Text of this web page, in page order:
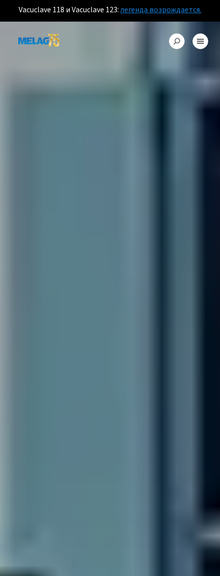
Vacuclave 118 и Vacuclave 123:легенда возрождается.
ПРОСТОРНОЕ ЧУДО С 60-САНТИМЕТРОВОЙ